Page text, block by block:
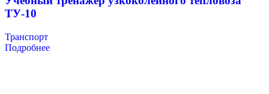
ТУ-10
Транспорт
Подробнее